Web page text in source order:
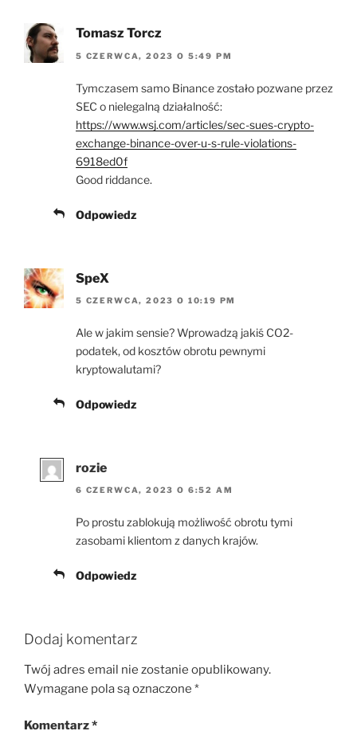
Tomasz Torcz
5 CZERWCA, 2023 O 5:49 PM
Tymczasem samo Binance zostało pozwane przez
SEC o nielegalną działalność:
https://www.wsj.com/articles/sec-sues-crypto-
exchange-binance-over-u-s-rule-violations-
6918ed0f
Good riddance.
Odpowiedz
SpeX
5 CZERWCA, 2023 O 10:19 PM
Ale w jakim sensie? Wprowadzą jakiś CO2-
podatek, od kosztów obrotu pewnymi
kryptowalutami?
Odpowiedz
rozie
6 CZERWCA, 2023 O 6:52 AM
Po prostu zablokują możliwość obrotu tymi
zasobami klientom z danych krajów.
Odpowiedz
Dodaj komentarz
Twój adres email nie zostanie opublikowany.
Wymagane pola są oznaczone *
Komentarz*